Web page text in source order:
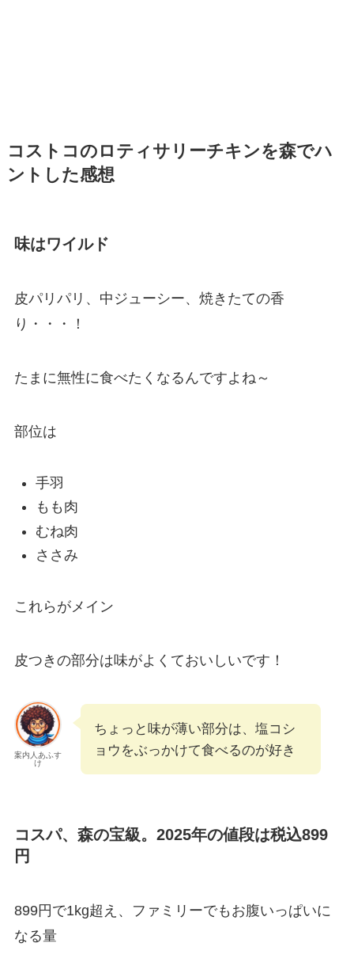
コストコのロティサリーチキンを森でハ
ントした感想
味はワイルド
皮パリパリ、中ジューシー、焼きたての香
り・・・！
たまに無性に食べたくなるんですよね～
部位は
手羽
もも肉
むね肉
ささみ
これらがメイン
皮つきの部分は味がよくておいしいです！
案内人あふす
け
ちょっと味が薄い部分は、塩コシ
ョウをぶっかけて食べるのが好き
コスパ、森の宝級。2025年の値段は税込899
円
899円で1kg超え、ファミリーでもお腹いっぱいに
なる量